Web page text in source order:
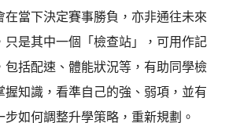
在當下決定賽事勝負，亦非通往未來
只是其中一個「檢查站」，可用作記
包括配速、體能狀況等，有助同學檢
握知識，看準自己的強、弱項，並有
如何調整升學策略，重新規劃。